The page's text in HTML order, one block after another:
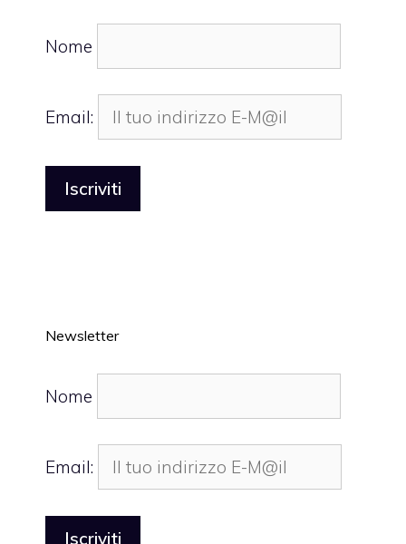
Nome
Email:
Newsletter
Nome
Email: